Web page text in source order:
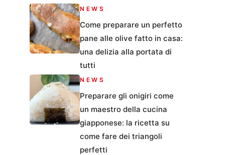
NEWS
Come preparare un perfetto
pane alle olive fatto in casa:
una delizia alla portata di
tutti
NEWS
Preparare gli onigiri come
un maestro della cucina
giapponese: la ricetta su
come fare dei triangoli
perfetti